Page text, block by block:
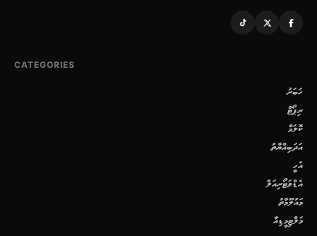
CATEGORIES
ޚަބަރު
ރިޕޯޓް
ކޮލަމް
އަދަބިއްޔާތު
އެހީ
އެޑްވަޓޯރިއަލް
މައުލޫމާތު
މަލްޓިމީޑިއާ